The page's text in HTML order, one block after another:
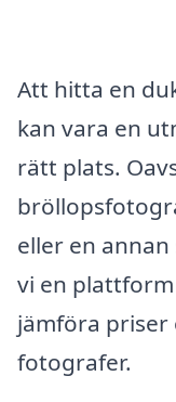
Att hitta en
kan vara en
rätt plats.
eller en
vi en
jämföra priser
fotografer.